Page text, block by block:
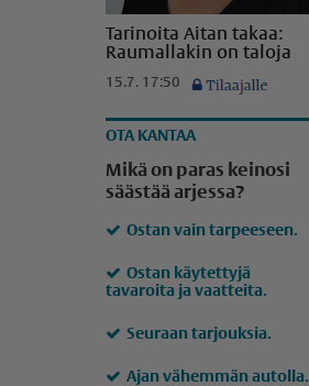
Tarinoita Aitan takaa:
Raumallakin on taloja
15.7. 17:50
OTA KANTAA
Mikä on paras keinosi
säästää arjessa?
Ostan vain tarpeeseen.
Ostan käytettyjä
tavaroita ja vaatteita.
Seuraan tarjouksia.
Ajan vähemmän autolla.